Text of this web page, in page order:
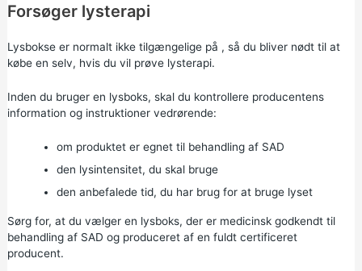
Forsøger lysterapi
Lysbokse er normalt ikke tilgængelige på , så du bliver nødt til at
købe en selv, hvis du vil prøve lysterapi.
Inden du bruger en lysboks, skal du kontrollere producentens
information og instruktioner vedrørende:
om produktet er egnet til behandling af SAD
den lysintensitet, du skal bruge
den anbefalede tid, du har brug for at bruge lyset
Sørg for, at du vælger en lysboks, der er medicinsk godkendt til
behandling af SAD og produceret af en fuldt certificeret
producent.